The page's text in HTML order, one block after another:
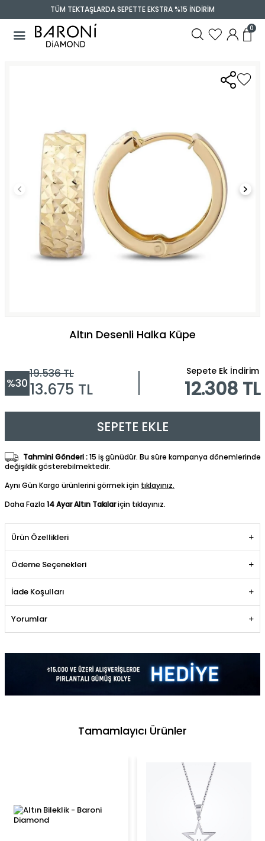
TÜM TEKTAŞLARDA SEPETTE EKSTRA %15 İNDİRİM
0
Altın Desenli Halka Küpe
%30
19.536TL
13.675 TL
Sepete Ek İndirim
12.308 TL
SEPETE EKLE
Tahmini Gönderi :15 iş günüdür. Bu süre kampanya dönemlerinde
değişiklik gösterebilmektedir.
Aynı Gün Kargo ürünlerini görmek için tıklayınız.
Daha Fazla14 Ayar Altın Takılariçin tıklayınız.
Ürün Özellikleri
Ödeme Seçenekleri
İade Koşulları
Yorumlar
Tamamlayıcı Ürünler